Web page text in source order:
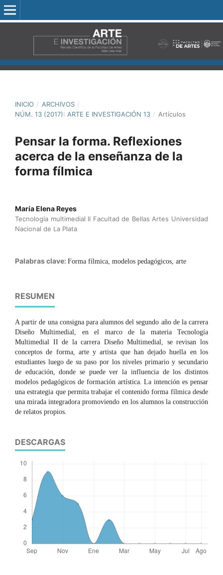
INICIO / ARCHIVOS /
NÚM. 13 (2017): ARTE E INVESTIGACIÓN 13 / Artículos
Pensar la forma. Reflexiones
acerca de la enseñanza de la
forma fílmica
María Elena Reyes
Tecnología multimedial II Facultad de Bellas Artes Universidad
Nacional de La Plata
Palabras clave: Forma fílmica, modelos pedagógicos, arte
RESUMEN
A partir de una consigna para alumnos del segundo año de la carrera
Diseño Multimedial, en el marco de la materia Tecnología
Multimedial II de la carrera Diseño Multimedial, se revisan los
conceptos de forma, arte y artista que han dejado huella en los
estudiantes luego de su paso por los niveles primario y secundario
de educación, donde se puede ver la influencia de los distintos
modelos pedagógicos de formación artística. La intención es pensar
una estrategia que permita trabajar el contenido forma fílmica desde
una mirada integradora promoviendo en los alumnos la construcción
de relatos propios.
DESCARGAS